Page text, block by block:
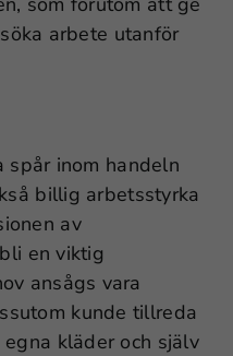
arbete utanför
inom handeln
billig arbetsstyrka
av
en viktig
ansågs vara
kunde tillreda
kläder och själv